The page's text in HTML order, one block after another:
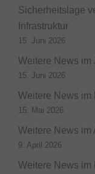
Sicherheitslage
Infrastruktur
15. Juni 2026
Weitere News im
15. Juni 2026
Weitere News im
15. Mai 2026
Weitere News im
9. April 2026
Weitere News im